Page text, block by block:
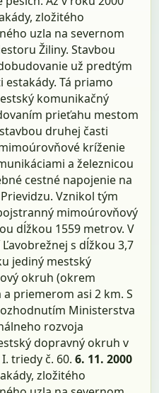
zložitého
uzla na severnom
Žiliny. Stavbou
už predtým
Tá priamo
komunikačný
prieťahu mestom
druhej časti
kríženie
a železnicou
cestné napojenie na
Vznikol tým
mimoúrovňový
dĺžkou 1559 metrov. V
s dĺžkou 3,7
jediný mestský
okruh (okrem
priemerom asi 2 km. S
Ministerstva
rozvoja
dopravný okruh v
triedy č. 60.6. 11. 2000
zložitého